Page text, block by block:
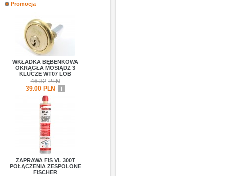
Promocja
WKŁADKA BĘBENKOWA
OKRĄGŁA MOSIĄDZ 3
KLUCZE WT07 LOB
46.32 PLN
39.00 PLN i
ZAPRAWA FIS VL 300T
POŁĄCZENIA ZESPOLONE
FISCHER